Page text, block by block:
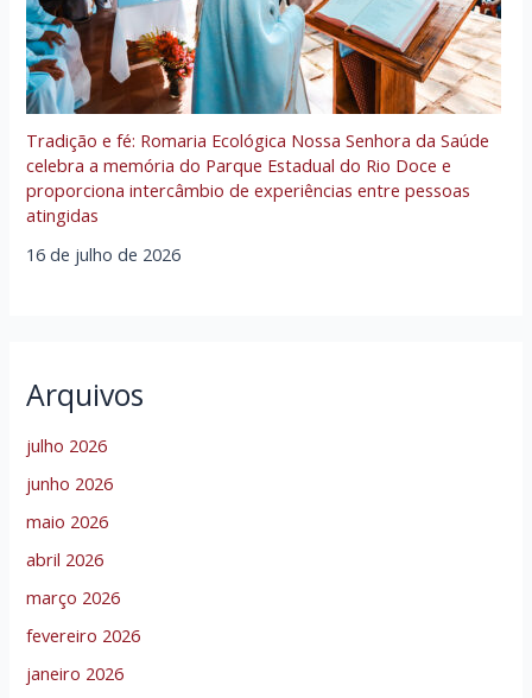
Tradição e fé: Romaria Ecológica Nossa Senhora da Saúde
celebra a memória do Parque Estadual do Rio Doce e
proporciona intercâmbio de experiências entre pessoas
atingidas
16 de julho de 2026
Arquivos
julho 2026
junho 2026
maio 2026
abril 2026
março 2026
fevereiro 2026
janeiro 2026